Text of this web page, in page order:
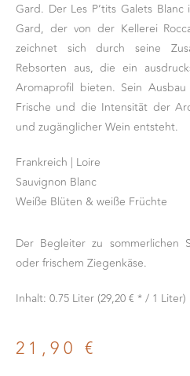
Gard. Der Les P’tits Galets
Gard, der von der Kellerei
zeichnet sich durch seine
Rebsorten aus, die ein
Aromaprofil bieten. Sein
Frische und die Intensität der
und zugänglicher Wein entsteht.
Frankreich | Loire
Sauvignon Blanc
Weiße Blüten & weiße Früchte
oder frischem Ziegenkäse.